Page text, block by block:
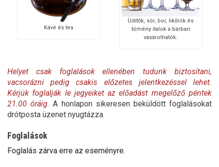
Kávé és tea
Üdítők, sör, bor, likőrök és
tömény italok a bárban
vásárolhatók.
Helyet csak foglalások ellenében tudunk biztosítani,
vacsorázni pedig csakis előzetes jelentkezéssel lehet.
Kérjük foglalják le jegyeiket az előadást megelőző péntek
21.00 óráig. A honlapon sikeresen beküldött foglalásokat
drótposta üzenet nyugtázza.
Foglalások
Foglalás zárva erre az eseményre.